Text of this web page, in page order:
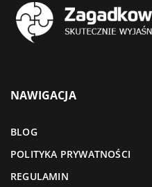
NAWIGACJA
BLOG
POLITYKA PRYWATNOŚCI
REGULAMIN